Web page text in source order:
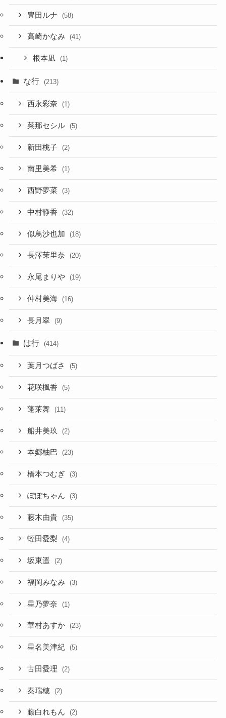
豊田ルナ (58)
高崎かなみ (41)
根本凪 (1)
な行 (213)
西永彩奈 (1)
菜那セシル (5)
新田桃子 (2)
南里美希 (1)
西野夢菜 (3)
中村静香 (32)
似鳥沙也加 (18)
長澤茉里奈 (20)
永尾まりや (19)
仲村美海 (16)
長月翠 (9)
は行 (414)
葉月つばさ (5)
花咲楓香 (5)
蓬莱舞 (11)
船井美玖 (2)
本郷柚巴 (23)
橋本つむぎ (3)
ぽぽちゃん (3)
藤木由貴 (35)
蛭田愛梨 (4)
坂東遥 (2)
福岡みなみ (3)
星乃夢奈 (1)
華村あすか (23)
星名美津紀 (5)
古田愛理 (2)
秦瑞穂 (2)
藤白れもん (2)